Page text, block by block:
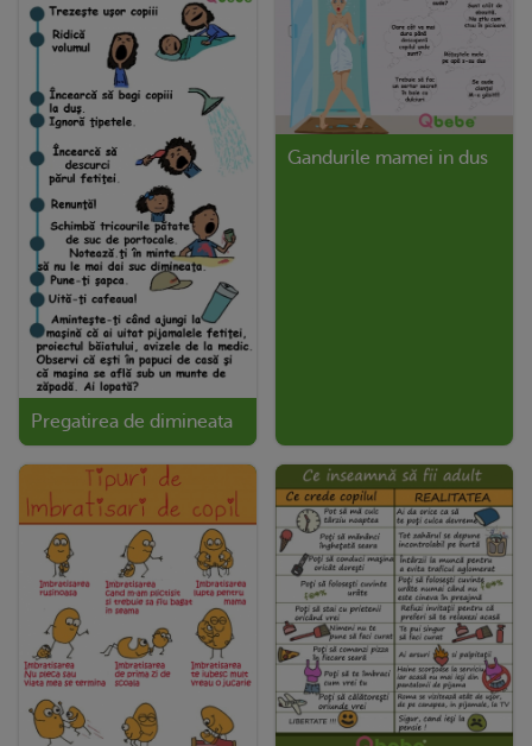
Pregatirea de dimineata
Gandurile mamei in dus